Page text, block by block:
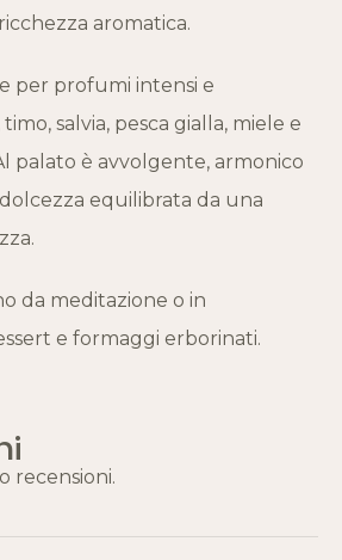
aromatica.
per profumi intensi e
salvia, pesca gialla, miele e
palato è avvolgente, armonico
equilibrata da una
da meditazione o in
e formaggi erborinati.
recensioni.